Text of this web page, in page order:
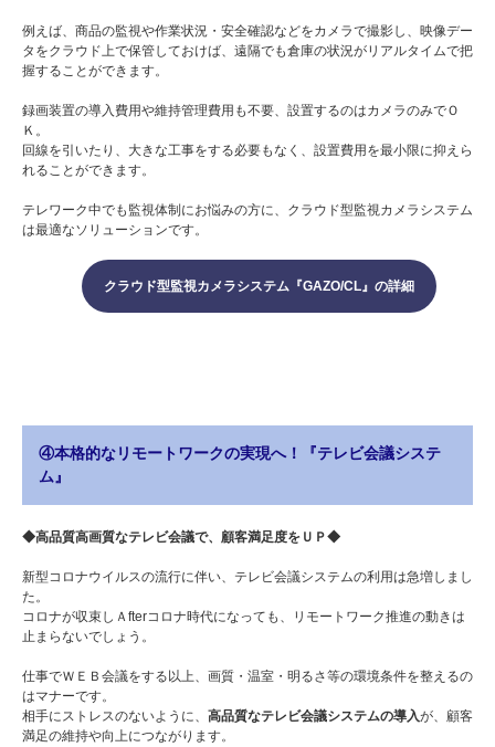
例えば、商品の監視や作業状況・安全確認などをカメラで撮影し、映像デー
タをクラウド上で保管しておけば、遠隔でも倉庫の状況がリアルタイムで把
握することができます。
録画装置の導入費用や維持管理費用も不要、設置するのはカメラのみでＯ
Ｋ。
回線を引いたり、大きな工事をする必要もなく、設置費用を最小限に抑えら
れることができます。
テレワーク中でも監視体制にお悩みの方に、クラウド型監視カメラシステム
は最適なソリューションです。
クラウド型監視カメラシステム『GAZO/CL』の詳細
④本格的なリモートワークの実現へ！『テレビ会議システ
ム』
◆高品質高画質なテレビ会議で、顧客満足度をＵＰ◆
新型コロナウイルスの流行に伴い、テレビ会議システムの利用は急増しまし
た。
コロナが収束しＡfterコロナ時代になっても、リモートワーク推進の動きは
止まらないでしょう。
仕事でＷＥＢ会議をする以上、画質・温室・明るさ等の環境条件を整えるの
はマナーです。
相手にストレスのないように、 高品質なテレビ会議システムの導入が、顧客
満足の維持や向上につながります。